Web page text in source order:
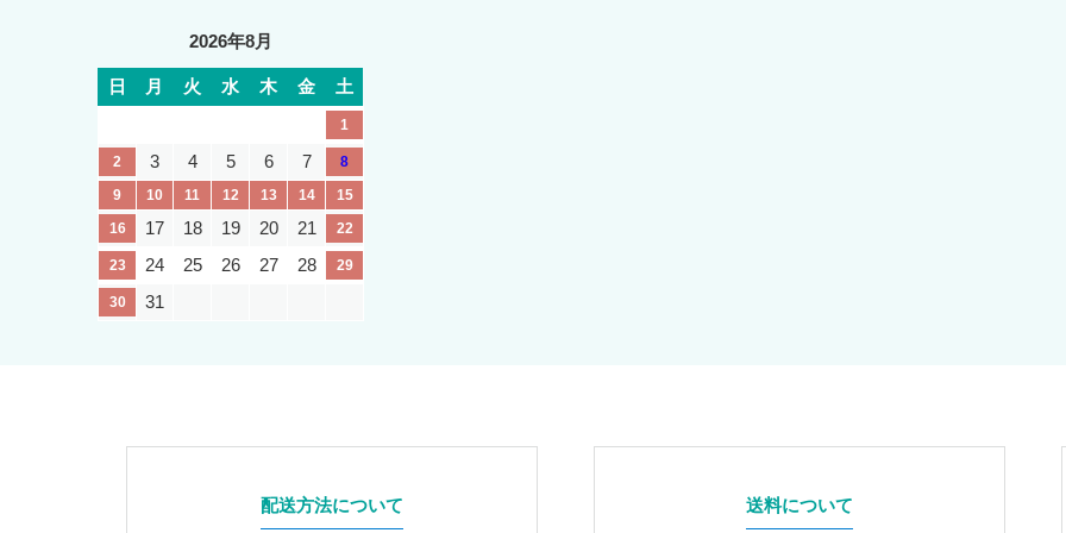
2026年8月
日 月 火 水 木 金 土
1
2 3 4 5 6 7
8
9
10 11 12 13 14
15
16
17 18 19 20 21 22
23 24 25 26 27 28 29
30 31
配送方法について 送料について